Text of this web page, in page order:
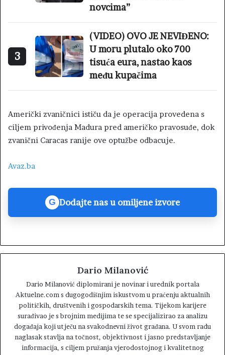
novcima”
3
(VIDEO) OVO JE NEVIĐENO:
U moru plutalo oko 700
tisuća eura, nastao kaos
među kupačima
Američki zvaničnici ističu da je operacija provedena s
ciljem privođenja Madura pred američko pravosuđe, dok
zvanični Caracas ranije ove optužbe odbacuje.
Avaz.ba
G Dodajte nas u omiljene izvore
Dario Milanović
Dario Milanović diplomirani je novinar i urednik portala
Aktuelne.com s dugogodišnjim iskustvom u praćenju aktualnih
političkih, društvenih i gospodarskih tema. Tijekom karijere
surađivao je s brojnim medijima te se specijalizirao za analizu
događaja koji utječu na svakodnevni život građana. U svom radu
naglasak stavlja na točnost, objektivnost i jasno predstavljanje
informacija, s ciljem pružanja vjerodostojnog i kvalitetnog